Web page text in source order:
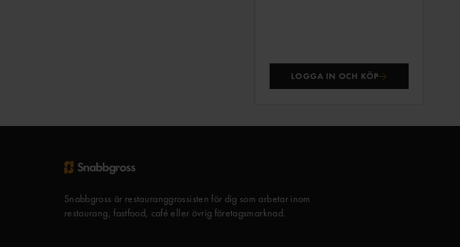
LOGGA IN OCH KÖP
Snabbgross är restauranggrossisten för dig som arbetar inom
restaurang, fastfood, café eller övrig företagsmarknad.